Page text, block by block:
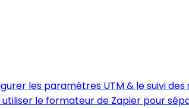
les paramètres UTM & le suivi des
le formateur de Zapier pour